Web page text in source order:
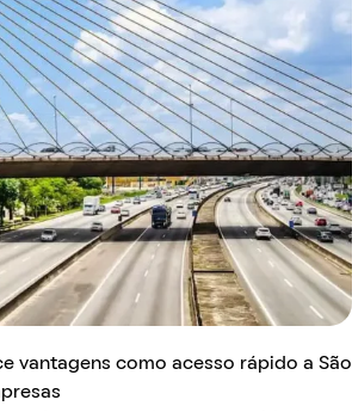
vantagens como acesso rápido a São